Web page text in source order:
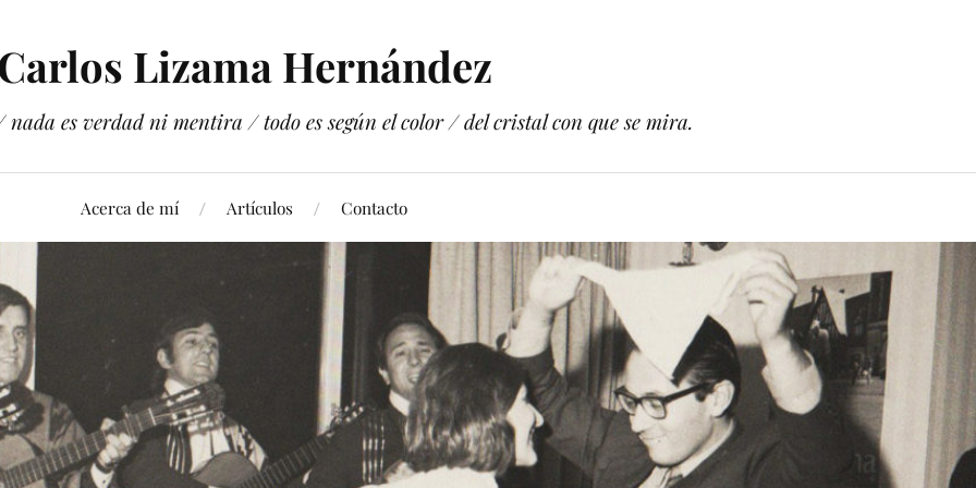
Lizama Hernández
es verdad ni mentira / todo es según el color / del cristal con que se mira.
Acerca de mí Artículos Contacto